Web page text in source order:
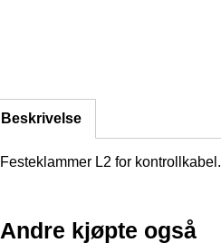
Beskrivelse
Festeklammer L2 for kontrollkabel.
Andre kjøpte også